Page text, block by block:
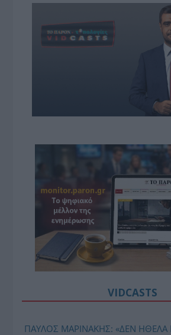
VIDCASTS
ΠΑΥΛΟΣ ΜΑΡΙΝΑΚΗΣ: «ΔΕΝ